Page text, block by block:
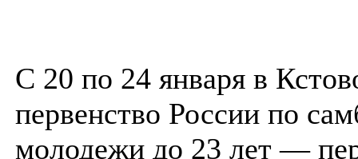
С 20 по 24 января в
первенство России по
молодежи до 23 лет —